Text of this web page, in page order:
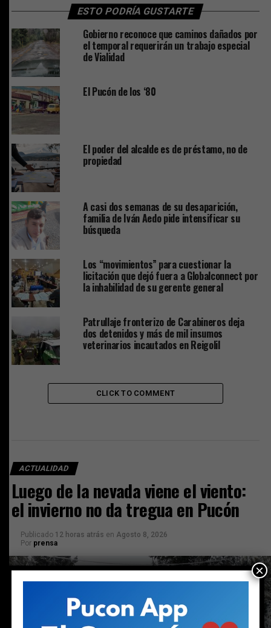
ESTO PODRÍA GUSTARTE
Gobierno reconoce que caminos dañados por
el temporal requerirán un trabajo especial
de Vialidad
El Pucón de los ‘80
El poder del alcalde es de préstamo, no de
propiedad
A casi dos semanas de su desaparición,
familia de Iván Aedo pide intensificar su
búsqueda
Los “movimientos” para cuestionar la
licitación que dejó fuera a Globalconnect por
la inhabilidad de su gerente general
Patrullaje fronterizo de Carabineros deja
dos detenidos y más de mil insumos
veterinarios incautados en Reigolil
CLICK TO COMMENT
ACTUALIDAD
Luego de la nevada viene el viento:
el invierno no da tregua en Pucón
Publicado 12 horas atrás en Agosto 8, 2026
Por prensa
×